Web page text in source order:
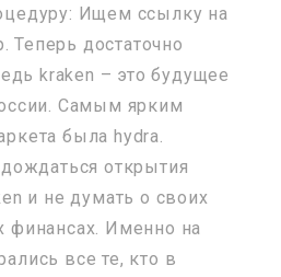
Ищем ссылку на
Теперь достаточно
kraken – это будущее
Самым ярким
была hydra.
открытия
и не думать о своих
финансах. Именно на
все те, кто в